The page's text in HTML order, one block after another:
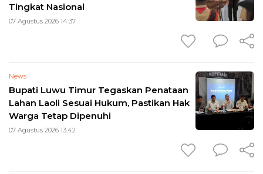
Tingkat Nasional
07 Agustus 2026 14:37
News
Bupati Luwu Timur Tegaskan Penataan
Lahan Laoli Sesuai Hukum, Pastikan Hak
Warga Tetap Dipenuhi
07 Agustus 2026 13:42